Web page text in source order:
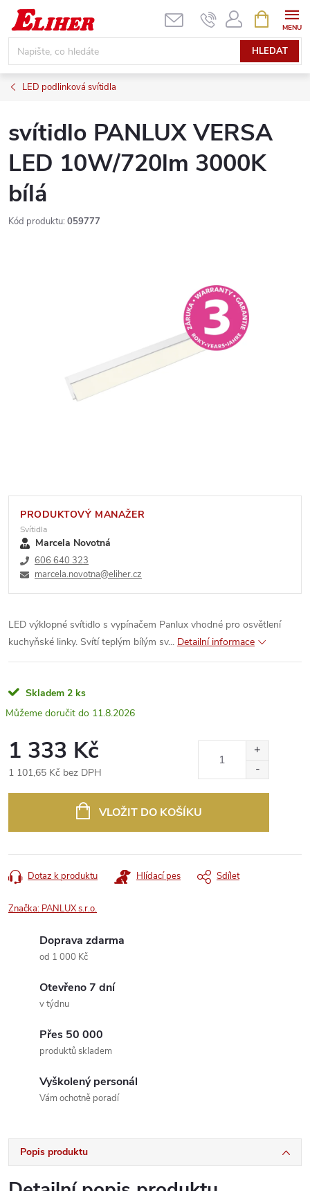
Přejít
obsah
HLEDAT
NÁKUPNÍ
KOŠÍK
LED podlinková svítidla
svítidlo PANLUX VERSA
LED 10W/720lm 3000K
bílá
Kód produktu: 059777
PRODUKTOVÝ MANAŽER
Svítidla
Marcela Novotná
606 640 323
marcela.novotna@eliher.cz
LED výklopné svítidlo s vypínačem Panlux vhodné pro osvětlení
kuchyňské linky. Svítí teplým bílým sv... Detailní informace
Skladem 2 ks
11.8.2026
1 333 Kč
1 101,65 Kč bez DPH
VLOŽIT DO KOŠÍKU
Dotaz k produktu Hlídací pes Sdílet
Značka: PANLUX s.r.o.
Doprava zdarma
od 1 000 Kč
Otevřeno 7 dní
v týdnu
Přes 50 000
produktů skladem
Vyškolený personál
Vám ochotně poradí
Popis produktu